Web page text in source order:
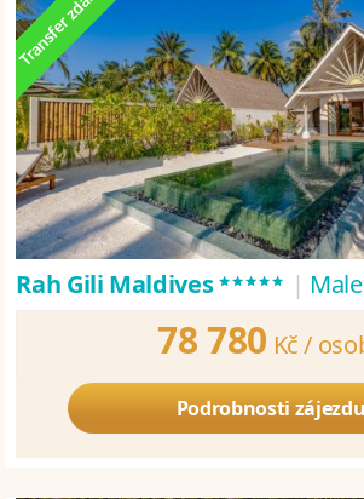
Rah Gili Maldives***** |
78 780 Kč /
Podrobnosti zájezdu